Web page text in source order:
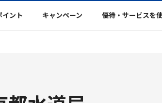
イント キャンペーン 優待・サービスを